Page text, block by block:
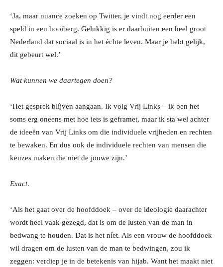
‘Ja, maar nuance zoeken op Twitter, je vindt nog eerder een
speld in een hooiberg. Gelukkig is er daarbuiten een heel groot
Nederland dat sociaal is in het échte leven. Maar je hebt gelijk,
dit gebeurt wel.’
Wat kunnen we daartegen doen?
‘Het gesprek blíjven aangaan. Ik volg Vrij Links – ik ben het
soms erg oneens met hoe iets is geframet, maar ik sta wel achter
de ideeën van Vrij Links om die individuele vrijheden en rechten
te bewaken. En dus ook de individuele rechten van mensen die
keuzes maken die niet de jouwe zijn.’
Exact.
‘Als het gaat over de hoofddoek – over de ideologie daarachter
wordt heel vaak gezegd, dat is om de lusten van de man in
bedwang te houden. Dat is het níet. Als een vrouw de hoofddoek
wil dragen om de lusten van de man te bedwingen, zou ik
zeggen: verdiep je in de betekenis van hijab. Want het maakt niet